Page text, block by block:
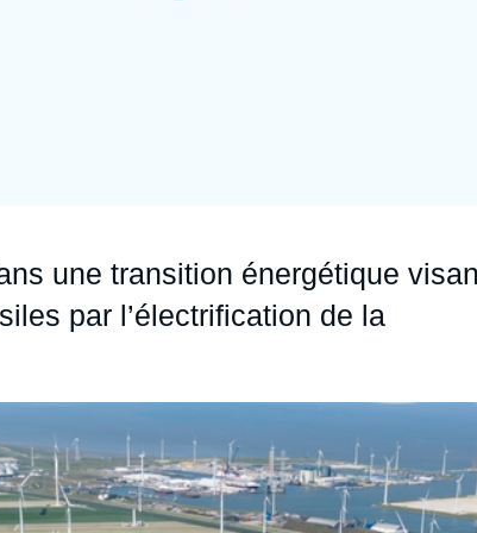
une transition énergétique
par l’électrification de la